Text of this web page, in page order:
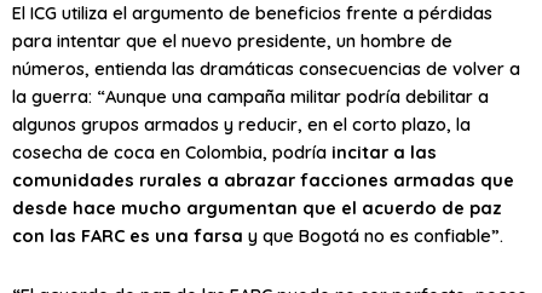
El ICG utiliza el argumento de beneficios frente a pérdidas
para intentar que el nuevo presidente, un hombre de
números, entienda las dramáticas consecuencias de volver a
la guerra: “Aunque una campaña militar podría debilitar a
algunos grupos armados y reducir, en el corto plazo, la
cosecha de coca en Colombia, podría incitar a las
comunidades rurales a abrazar facciones armadas que
desde hace mucho argumentan que el acuerdo de paz
con las FARC es una farsa y que Bogotá no es confiable”.